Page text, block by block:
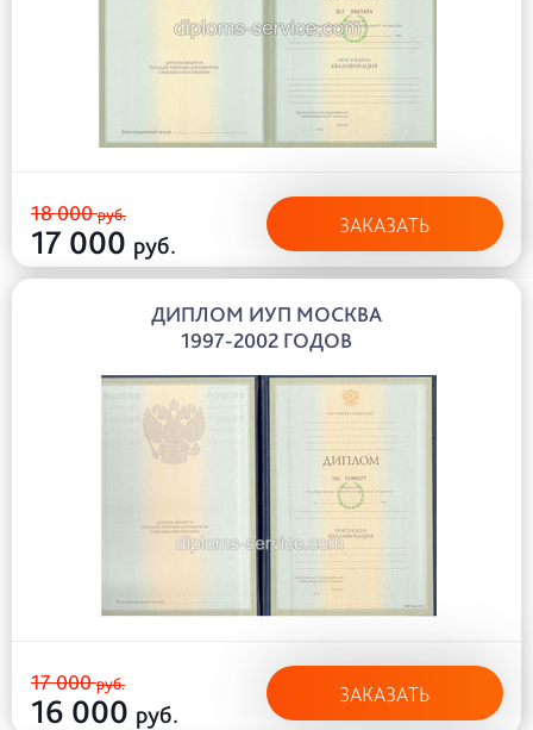
18 000руб.
17 000 руб.
ЗАКАЗАТЬ
ДИПЛОМ ИУП МОСКВА
1997-2002 ГОДОВ
17 000руб.
16 000 руб.
ЗАКАЗАТЬ